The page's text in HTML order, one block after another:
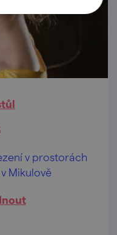
v prostorách
Mikulově